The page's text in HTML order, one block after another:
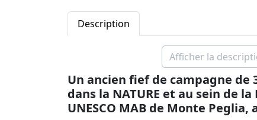
Description
Afficher la
Un ancien fief de campagne
dans la NATURE et au sein de
UNESCO MAB de Monte